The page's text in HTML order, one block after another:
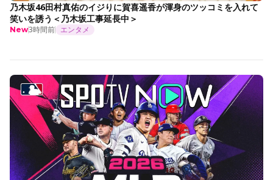
乃木坂46田村真佑のイジりに賀喜遥香が渾身のツッコミを入れて
笑いを誘う＜乃木坂工事延長中＞
New3時間前 エンタメ